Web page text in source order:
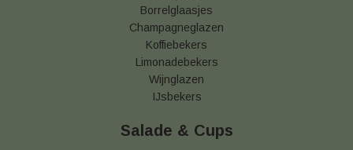
Borrelglaasjes
Champagneglazen
Koffiebekers
Limonadebekers
Wijnglazen
IJsbekers
Salade & Cups